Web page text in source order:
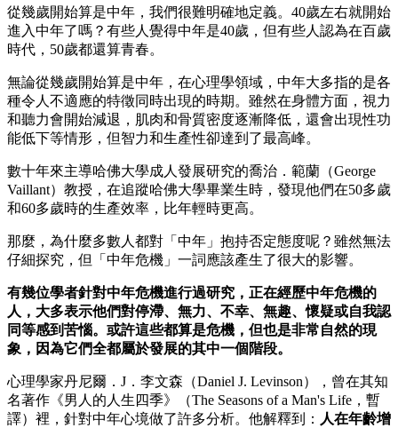
從幾歲開始算是中年，我們很難明確地定義。40歲左右就開始
進入中年了嗎？有些人覺得中年是40歲，但有些人認為在百歲
時代，50歲都還算青春。
無論從幾歲開始算是中年，在心理學領域，中年大多指的是各
種令人不適應的特徵同時出現的時期。雖然在身體方面，視力
和聽力會開始減退，肌肉和骨質密度逐漸降低，還會出現性功
能低下等情形，但智力和生產性卻達到了最高峰。
數十年來主導哈佛大學成人發展研究的喬治．範蘭（George
Vaillant）教授，在追蹤哈佛大學畢業生時，發現他們在50多歲
和60多歲時的生產效率，比年輕時更高。
那麼，為什麼多數人都對「中年」抱持否定態度呢？雖然無法
仔細探究，但「中年危機」一詞應該產生了很大的影響。
有幾位學者針對中年危機進行過研究， 正在經歷中年危機的
人，大多表示他們對停滯、無力、不幸、無趣、懷疑或自我認
同等感到苦惱。或許這些都算是危機，但也是非常自然的現
象，因為它們全都屬於發展的其中一個階段。
心理學家丹尼爾．J．李文森（Daniel J. Levinson），曾在其知
名著作《男人的人生四季》（The Seasons of a Man's Life，暫
譯）裡，針對中年心境做了許多分析。他解釋到： 人在年齡增